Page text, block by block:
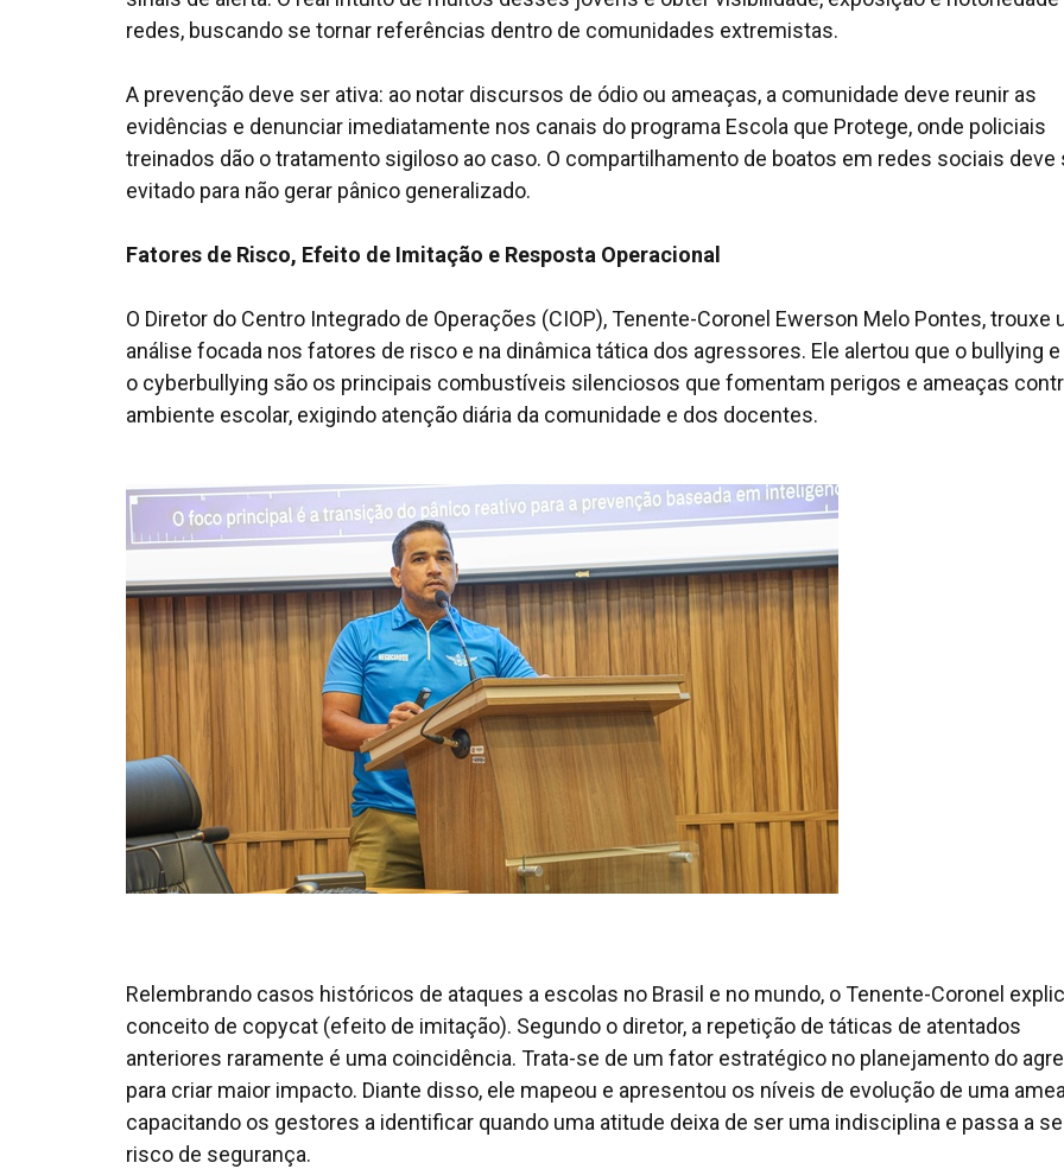
redes, buscando se tornar referências dentro de comunidades extremistas.
A prevenção deve ser ativa: ao notar discursos de ódio ou ameaças, a comunidade deve reunir as
evidências e denunciar imediatamente nos canais do programa Escola que Protege, onde policiais
treinados dão o tratamento sigiloso ao caso. O compartilhamento de boatos em redes sociais deve
evitado para não gerar pânico generalizado.
Fatores de Risco, Efeito de Imitação e Resposta Operacional
O Diretor do Centro Integrado de Operações (CIOP), Tenente-Coronel Ewerson Melo Pontes, trouxe
análise focada nos fatores de risco e na dinâmica tática dos agressores. Ele alertou que o bullying e
o cyberbullying são os principais combustíveis silenciosos que fomentam perigos e ameaças
ambiente escolar, exigindo atenção diária da comunidade e dos docentes.
Relembrando casos históricos de ataques a escolas no Brasil e no mundo, o Tenente-Coronel
conceito de copycat (efeito de imitação). Segundo o diretor, a repetição de táticas de atentados
anteriores raramente é uma coincidência. Trata-se de um fator estratégico no planejamento do
para criar maior impacto. Diante disso, ele mapeou e apresentou os níveis de evolução de uma
capacitando os gestores a identificar quando uma atitude deixa de ser uma indisciplina e passa a
risco de segurança.